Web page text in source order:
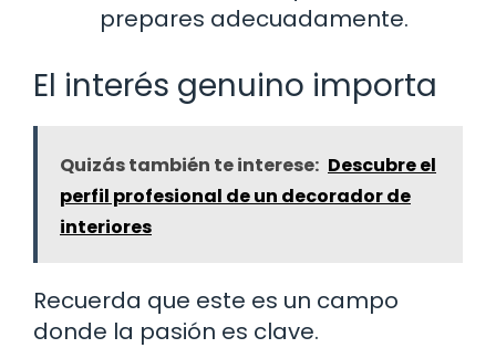
prepares adecuadamente.
El interés genuino importa
Quizás también te interese: Descubre el
perfil profesional de un decorador de
interiores
Recuerda que este es un campo
donde la pasión es clave.